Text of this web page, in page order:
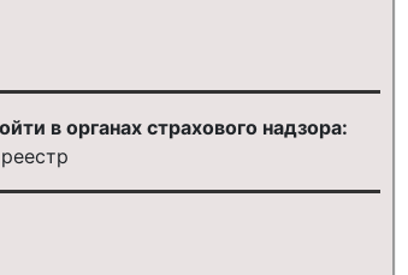
в органах страхового надзора: